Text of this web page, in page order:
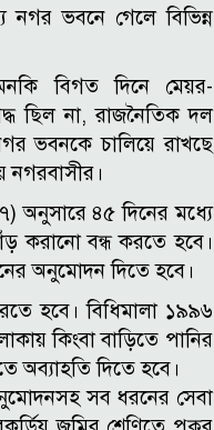
নগর ভবনে গেলে বিভিন্ন
বিগত দিনে মেয়র-
ছিল না, রাজনৈতিক দল
ভবনকে চালিয়ে রাখছে
নগরবাসীর।
অনুসারে ৪৫ দিনের মধ্যে
করানো বন্ধ করতে হবে।
অনুমোদন দিতে হবে।
হবে। বিধিমালা ১৯৯৬
কিংবা বাড়িতে পানির
অব্যাহতি দিতে হবে।
সব ধরনের সেবা